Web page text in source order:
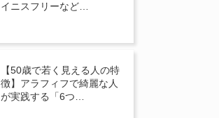
イニスフリーなど…
【50歳で若く見える人の特
徴】アラフィフで綺麗な人
が実践する「6つ…